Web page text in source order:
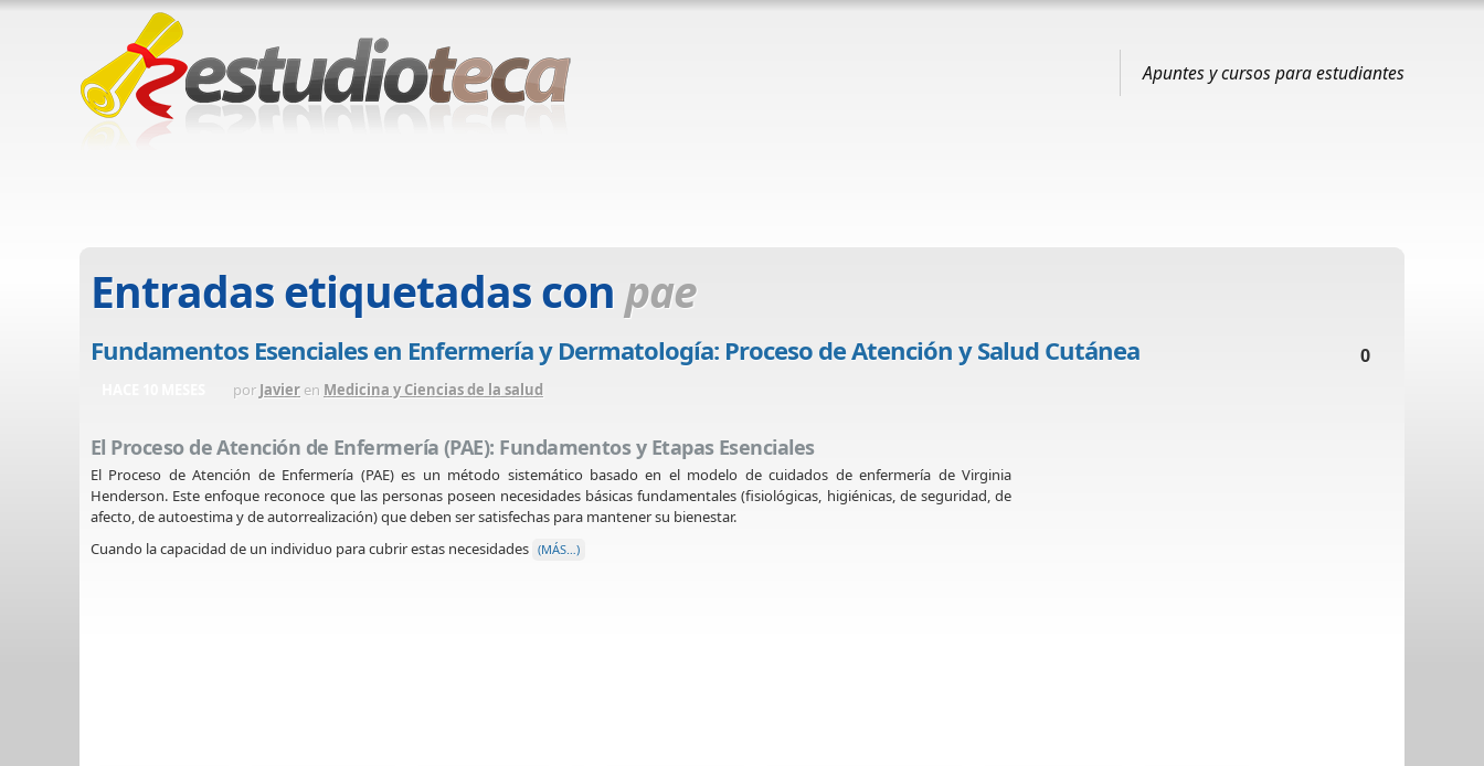
Apuntes y cursos para estudiantes
Entradas etiquetadas con pae
Fundamentos Esenciales en Enfermería y Dermatología: Proceso de Atención y Salud Cutánea 0
por Javier en Medicina y Ciencias de la salud
El Proceso de Atención de Enfermería (PAE): Fundamentos y Etapas Esenciales
El Proceso de Atención de Enfermería (PAE) es un método sistemático basado en el modelo de cuidados de enfermería de Virginia
Henderson. Este enfoque reconoce que las personas poseen necesidades básicas fundamentales (fisiológicas, higiénicas, de seguridad, de
afecto, de autoestima y de autorrealización) que deben ser satisfechas para mantener su bienestar.
Cuando la capacidad de un individuo para cubrir estas necesidades (MÁS…)